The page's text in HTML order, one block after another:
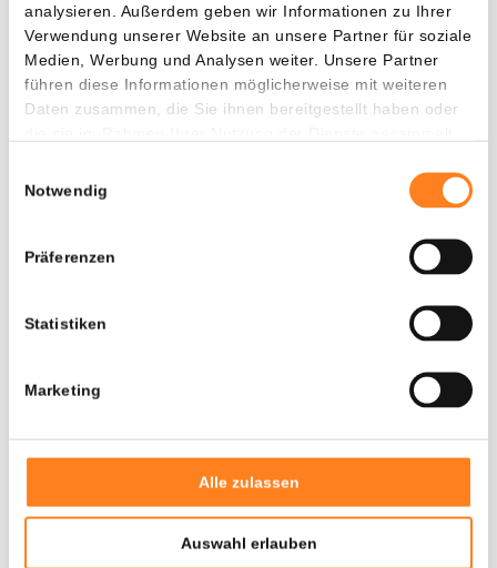
analysieren. Außerdem geben wir Informationen zu Ihrer
Verwendung unserer Website an unsere Partner für soziale
Medien, Werbung und Analysen weiter. Unsere Partner
führen diese Informationen möglicherweise mit weiteren
Daten zusammen, die Sie ihnen bereitgestellt haben oder
Notwendig
Präferenzen
Statistiken
Marketing
Alle zulassen
Auswahl erlauben
verschillende cryptocurrencies.
Hätte investiert In
Jede Seit
$
Gesamtwert
Door een fout konden er geen gegevens worden